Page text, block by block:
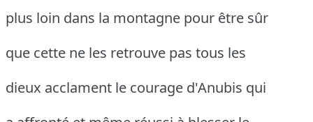
plus loin dans la montagne pour être sûr
que cette ne les retrouve pas tous les
dieux acclament le courage d'Anubis qui